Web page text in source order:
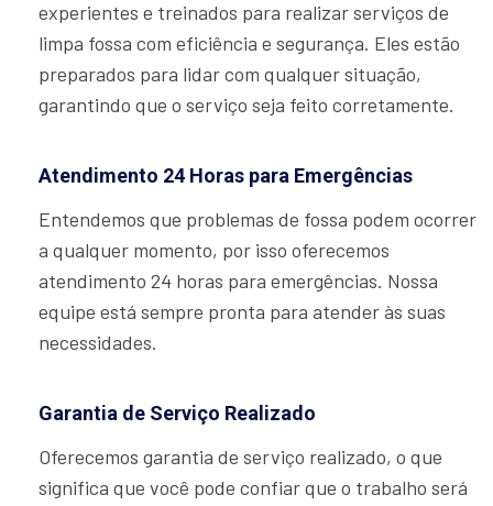
experientes e treinados para realizar serviços de
limpa fossa com eficiência e segurança. Eles estão
preparados para lidar com qualquer situação,
garantindo que o serviço seja feito corretamente.
Atendimento 24 Horas para Emergências
Entendemos que problemas de fossa podem ocorrer
a qualquer momento, por isso oferecemos
atendimento 24 horas para emergências. Nossa
equipe está sempre pronta para atender às suas
necessidades.
Garantia de Serviço Realizado
Oferecemos garantia de serviço realizado, o que
significa que você pode confiar que o trabalho será